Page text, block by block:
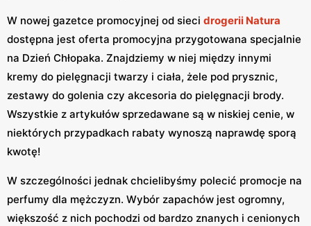
W nowej gazetce promocyjnej od sieci drogerii Natura
dostępna jest oferta promocyjna przygotowana specjalnie
na Dzień Chłopaka. Znajdziemy w niej między innymi
kremy do pielęgnacji twarzy i ciała, żele pod prysznic,
zestawy do golenia czy akcesoria do pielęgnacji brody.
Wszystkie z artykułów sprzedawane są w niskiej cenie, w
niektórych przypadkach rabaty wynoszą naprawdę sporą
kwotę!
W szczególności jednak chcielibyśmy polecić promocje na
perfumy dla mężczyzn. Wybór zapachów jest ogromny,
większość z nich pochodzi od bardzo znanych i cenionych